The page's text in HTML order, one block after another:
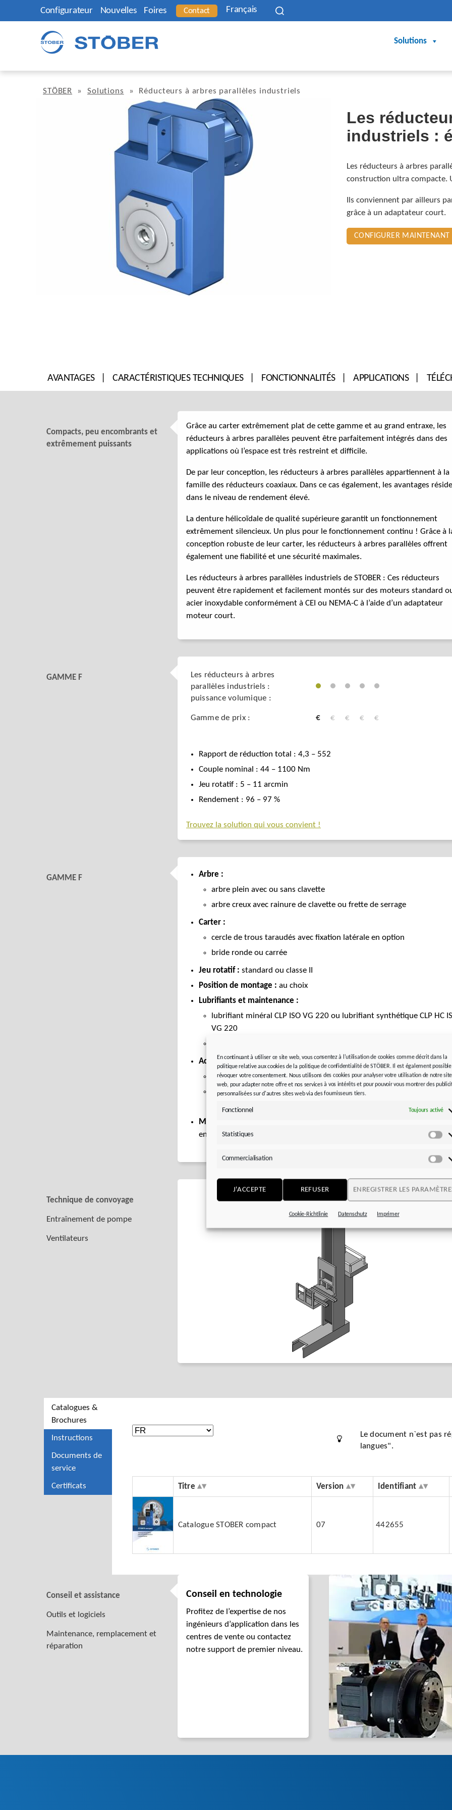
En continuant à utiliser ce site web, vous consentez à l'utilisation de cookies comme décrit dans la
politique relative aux cookies de la politique de confidentialité de STÖBER. Il est également
révoquer votre consentement. Nous utilisons des cookies pour analyser votre utilisation de notre site
web, pour adapter notre offre et nos services à vos intérêts et pour pouvoir vous montrer des
personnalisées sur d'autres sites web via des fournisseurs tiers.
Fonctionnel Toujours activé
Statistiques
Commercialisation
J'ACCEPTE REFUSER ENREGISTRER LES
Cookie-Richtlinie Datenschutz Imprimer
Configurateur Nouvelles Foires Contact Français
Solutions
STÖBER » Solutions » Réducteurs à arbres parallèles industriels
Les
industriels :
Les réducteurs à arbres
construction ultra compacte.
Ils conviennent par ailleurs
grâce à un adaptateur court.
CONFIGURER MAINTENANT
AVANTAGES CARACTÉRISTIQUES TECHNIQUES FONCTIONNALITÉS APPLICATIONS
Compacts, peu encombrants et
extrêmement puissants
Grâce au carter extrêmement plat de cette gamme et au grand entraxe, les
réducteurs à arbres parallèles peuvent être parfaitement intégrés dans des
applications où l’espace est très restreint et difficile.
De par leur conception, les réducteurs à arbres parallèles appartiennent à la
famille des réducteurs coaxiaux. Dans ce cas également, les avantages
dans le niveau de rendement élevé.
La denture hélicoïdale de qualité supérieure garantit un fonctionnement
extrêmement silencieux. Un plus pour le fonctionnement continu ! Grâce à
conception robuste de leur carter, les réducteurs à arbres parallèles offrent
également une fiabilité et une sécurité maximales.
Les réducteurs à arbres parallèles industriels de STOBER : Ces réducteurs
peuvent être rapidement et facilement montés sur des moteurs standard
acier inoxydable conformément à CEI ou NEMA-C à l’aide d’un adaptateur
moteur court.
GAMME F
Les réducteurs à arbres
parallèles industriels :
puissance volumique :
Gamme de prix : € € € € €
Rapport de réduction total : 4,3 – 552
Couple nominal : 44 – 1100 Nm
Jeu rotatif : 5 – 11 arcmin
Rendement : 96 – 97 %
Trouvez la solution qui vous convient !
GAMME F
Arbre :
arbre plein avec ou sans clavette
arbre creux avec rainure de clavette ou frette de serrage
Carter :
cercle de trous taraudés avec fixation latérale en option
bride ronde ou carrée
Jeu rotatif : standard ou classe II
Position de montage : au choix
Lubrifiants et maintenance :
lubrifiant minéral CLP ISO VG 220 ou lubrifiant synthétique CLP HC
VG 220
Adaptateur moteur :
adaptateur moteur rond (MR)avec accouplement à dents courbées
adaptateur moteur carré (MQ)avec accouplement enfichable
Moteurs recommandés :
en acier inoxydable conformément à la norme CEI ou NEMA-C
Technique de convoyage
Entraînement de pompe
Ventilateurs
Catalogues &
Brochures
Instructions
Documents de
service
Certificats
Le document n`est pas
langues".
Titre Version Identifiant
Catalogue STOBER compact 07 442655
Conseil et assistance
Outils et logiciels
Maintenance, remplacement et
réparation
Conseil en technologie
Profitez de l’expertise de nos
ingénieurs d’application dans les
centres de vente ou contactez
notre support de premier niveau.